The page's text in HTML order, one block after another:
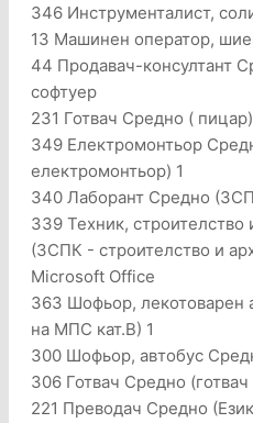
346 Инструменталист,
13 Машинен оператор,
44 Продавач-консултант
софтуер
231 Готвач Средно ( пицар)
349 Електромонтьор
електромонтьор) 1
340 Лаборант Средно
339 Техник, строителство
(3СПК - строителство и
Microsoft Office
363 Шофьор, лекотоварен
на МПС кат.B) 1
300 Шофьор, автобус
306 Готвач Средно
221 Преводач Средно